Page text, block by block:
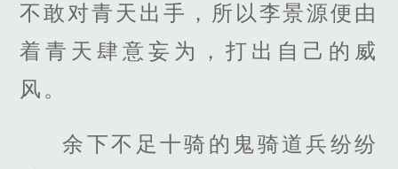
不敢对青天出手，所以李景源便由
着青天肆意妄为，打出自己的威
风。
余下不足十骑的鬼骑道兵纷纷